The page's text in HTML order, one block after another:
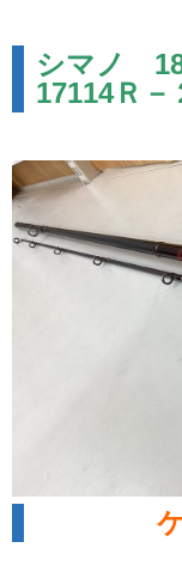
シマノ
17114Ｒ－